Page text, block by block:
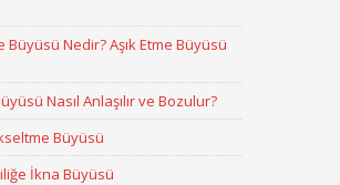
Büyüsü Nedir? Aşık Etme Büyüsü
Nasıl Anlaşılır ve Bozulur?
Büyüsü
İkna Büyüsü